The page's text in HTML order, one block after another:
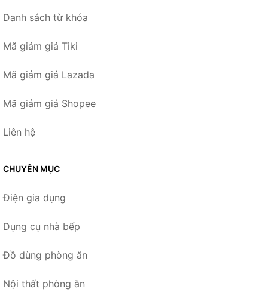
Danh sách từ khóa
Mã giảm giá Tiki
Mã giảm giá Lazada
Mã giảm giá Shopee
Liên hệ
CHUYÊN MỤC
Điện gia dụng
Dụng cụ nhà bếp
Đồ dùng phòng ăn
Nội thất phòng ăn